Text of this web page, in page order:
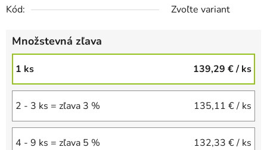
Kód:
Zvoľte variant
Množstevná zľava
1 ks 139,29 €/ ks
2 - 3 ks = zľava 3 % 135,11 €/ ks
4 - 9 ks = zľava 5 % 132,33 €/ ks